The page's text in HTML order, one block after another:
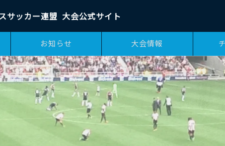
サッカー連盟 大会公式サイト
お知らせ 大会情報